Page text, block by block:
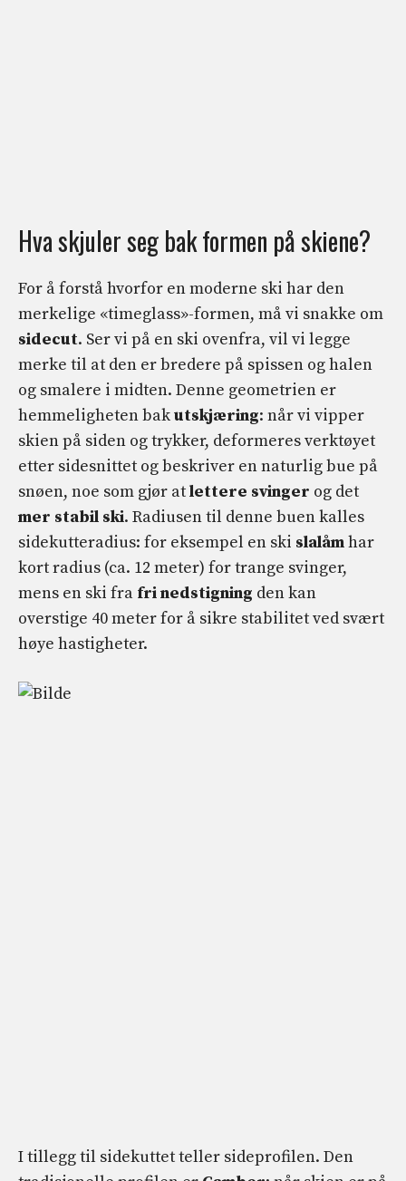
Hva skjuler seg bak formen på skiene?
For å forstå hvorfor en moderne ski har den
merkelige «timeglass»-formen, må vi snakke om
sidecut. Ser vi på en ski ovenfra, vil vi legge
merke til at den er bredere på spissen og halen
og smalere i midten. Denne geometrien er
hemmeligheten bakutskjæring: når vi vipper
skien på siden og trykker, deformeres verktøyet
etter sidesnittet og beskriver en naturlig bue på
snøen, noe som gjør atlettere svinger og det
mer stabil ski. Radiusen til denne buen kalles
sidekutteradius: for eksempel en ski slalåmhar
kort radius (ca. 12 meter) for trange svinger,
mens en ski fra fri nedstigning den kan
overstige 40 meter for å sikre stabilitet ved svært
høye hastigheter.
I tillegg til sidekuttet teller sideprofilen. Den